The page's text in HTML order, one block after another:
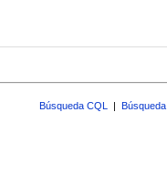
Búsqueda CQL |